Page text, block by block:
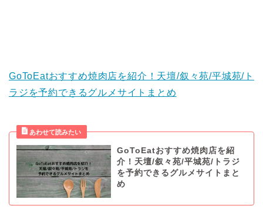
GoToEatおすすめ焼肉店を紹介！天壇/叙々苑/平城苑/ト
ラジを予約できるグルメサイトまとめ
GoToEatおすすめ焼肉店を紹
介！天壇/叙々苑/平城苑/トラジ
を予約できるグルメサイトまと
め